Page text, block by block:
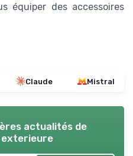
équiper des accessoires
Claude Mistral
actualités de
exterieure